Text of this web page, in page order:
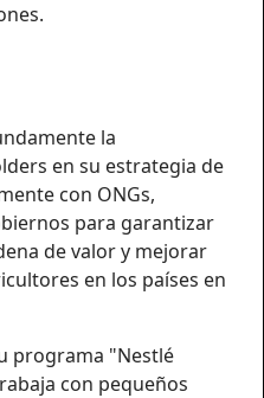
la
en su estrategia de
con ONGs,
para garantizar
de valor y mejorar
en los países en
programa "Nestlé
con pequeños